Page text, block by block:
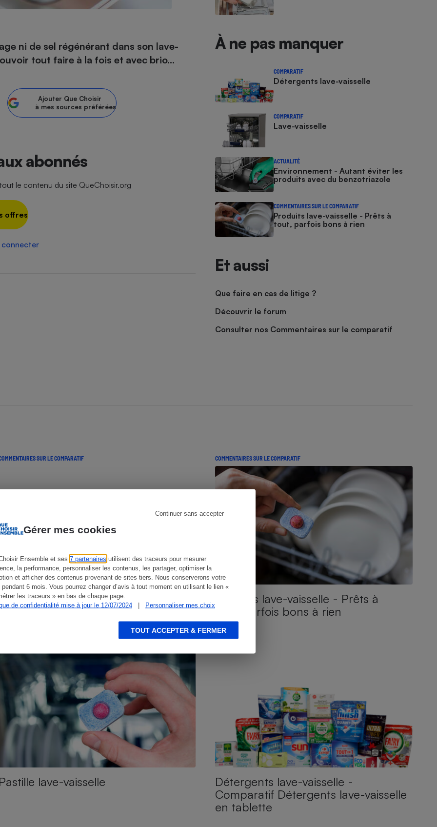
Gérer mes cookies
Ensemble et ses 7 partenaires utilisent des traceurs pour mesurer
la performance, personnaliser les contenus, les partager, optimiser la
et afficher des contenus provenant de sites tiers. Nous conserverons votre
pendant 6 mois. Vous pourrez changer d’avis à tout moment en utilisant le lien «
les traceurs » en bas de chaque page.
de confidentialité mise à jour le 12/07/2024
| Personnaliser mes choix
Continuer sans accepter
TOUT ACCEPTER & FERMER
ni de sel régénérant dans son lave-
tout faire à la fois et avec brio…
Ajouter Que Choisir
à mes sources préférées
abonnés
le contenu du site QueChoisir.org
offres
connecter
À ne pas manquer
COMPARATIF
Détergents lave-vaisselle
COMPARATIF
Lave-vaisselle
ACTUALITÉ
Environnement - Autant éviter les
produits avec du benzotriazole
COMMENTAIRES SUR LE COMPARATIF
Produits lave-vaisselle - Prêts à
tout, parfois bons à rien
Et aussi
Que faire en cas de litige ?
Découvrir le forum
Consulter nos Commentaires sur le comparatif
SUR LE COMPARATIF
lave-vaisselle - Avantage
pastilles tout en un
COMMENTAIRES SUR LE COMPARATIF
Produits lave-vaisselle - Prêts à
tout, parfois bons à rien
Pastille lave-vaisselle
COMPARATIF
Détergents lave-vaisselle -
Comparatif Détergents lave-vaisselle
en tablette
Foie gras
- Comment choisir une
de champagne
Ustensile
Ordinateur portable
Crème solaire